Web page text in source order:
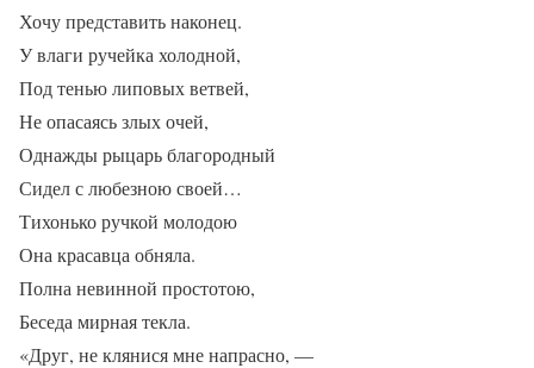
Хочу представить наконец.
У влаги ручейка холодной,
Под тенью липовых ветвей,
Не опасаясь злых очей,
Однажды рыцарь благородный
Сидел с любезною своей…
Тихонько ручкой молодою
Она красавца обняла.
Полна невинной простотою,
Беседа мирная текла.
«Друг, не клянися мне напрасно, —